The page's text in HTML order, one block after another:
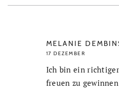
MELANIE
17 DEZEMBER
Ich bin ein
freuen zu